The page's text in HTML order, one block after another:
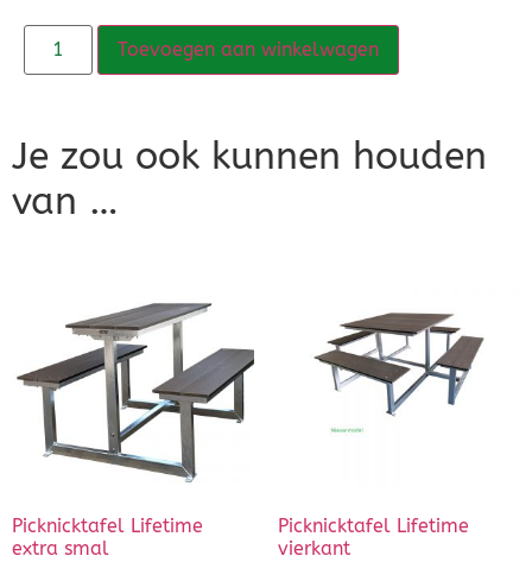
Toevoegen aan winkelwagen
Je zou ook kunnen houden
van …
Picknicktafel Lifetime
extra smal
Picknicktafel Lifetime
vierkant